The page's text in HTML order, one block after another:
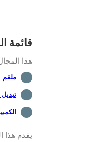
قائمة
هذا
ملقم
يقدم هذا